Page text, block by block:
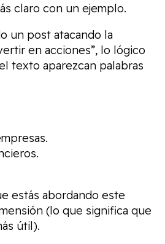
claro con un ejemplo.
un post atacando la
en acciones”, lo lógico
texto aparezcan palabras
estás abordando este
(lo que significa que
útil).